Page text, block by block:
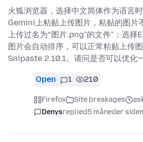
火狐浏览器，选择中文简体作为语言
Gemini上粘贴上传图片，粘贴的图片
上传过名为“图片.png”的文件”；选择
图片会自动排序，可以正常粘贴上传
Snipaste 2.10.1。请问是否可以优化
Open 1 210
Firefox Site breakages
Denysreplied5 måneder siden